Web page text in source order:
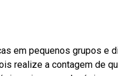
em pequenos grupos e
realize a contagem de